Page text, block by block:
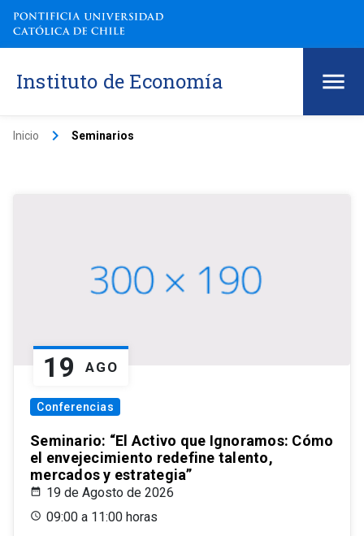
Instituto de Economía
Inicio keyboard_arrow_right Seminarios
19 AGO
Conferencias
Seminario: “El Activo que Ignoramos: Cómo
el envejecimiento redefine talento,
mercados y estrategia”
19 de Agosto de 2026
09:00 a 11:00 horas